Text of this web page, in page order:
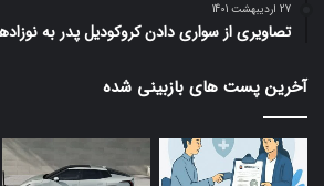
27 اردیبهشت 1401
تصاویری از سواری دادن کروکودیل پدر به
آخرین پست های بازبینی شده